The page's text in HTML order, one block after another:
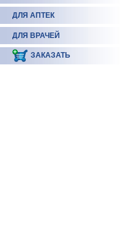
ДЛЯ АПТЕК
ДЛЯ ВРАЧЕЙ
ЗАКАЗАТЬ